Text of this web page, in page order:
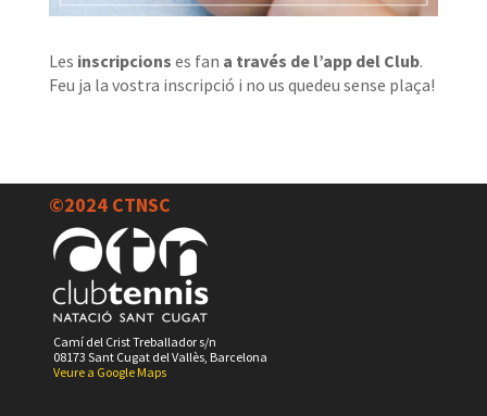
Les inscripcions es fan a través de l’app del Club.
Feu ja la vostra inscripció i no us quedeu sense plaça!
©2024 CTNSC
Camí del Crist Treballador s/n
08173 Sant Cugat del Vallès, Barcelona
Veure a Google Maps